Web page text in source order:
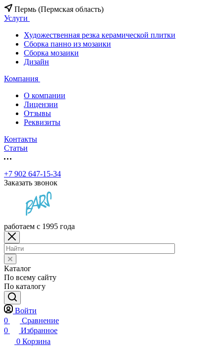
Пермь (Пермская область)
Услуги
Художественная резка керамической плитки
Сборка панно из мозаики
Сборка мозаики
Дизайн
Компания
О компании
Лицензии
Отзывы
Реквизиты
Контакты
Статьи
+7 902 647-15-34
Заказать звонок
работаем с 1995 года
Каталог
По всему сайту
По каталогу
Войти
0
Сравнение
0
Избранное
0 Корзина